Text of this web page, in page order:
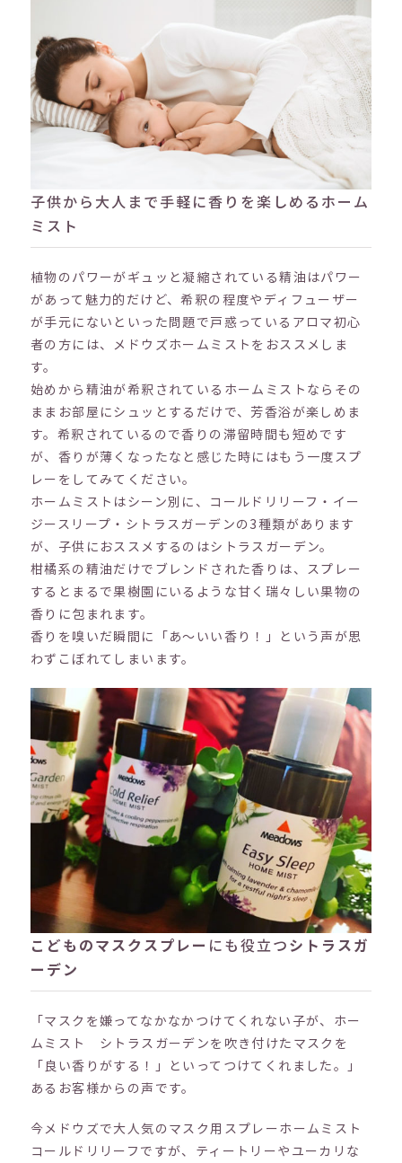
子供から大人まで手軽に香りを楽しめるホーム
ミスト
植物のパワーがギュッと凝縮されている精油はパワー
があって魅力的だけど、希釈の程度やディフューザー
が手元にないといった問題で戸惑っているアロマ初心
者の方には、メドウズホームミストをおススメしま
す。
始めから精油が希釈されているホームミストならその
ままお部屋にシュッとするだけで、芳香浴が楽しめま
す。希釈されているので香りの滞留時間も短めです
が、香りが薄くなったなと感じた時にはもう一度スプ
レーをしてみてください。
ホームミストはシーン別に、コールドリリーフ・イー
ジースリープ・シトラスガーデンの3種類があります
が、子供におススメするのはシトラスガーデン。
柑橘系の精油だけでブレンドされた香りは、スプレー
するとまるで果樹園にいるような甘く瑞々しい果物の
香りに包まれます。
香りを嗅いだ瞬間に「あ～いい香り！」という声が思
わずこぼれてしまいます。
こどものマスクスプレー にも役立つシトラスガ
ーデン
「マスクを嫌ってなかなかつけてくれない子が、ホー
ムミスト シトラスガーデンを吹き付けたマスクを
「良い香りがする！」といってつけてくれました。」
あるお客様からの声です。
今メドウズで大人気のマスク用スプレーホームミスト
コールドリリーフですが、ティートリーやユーカリな